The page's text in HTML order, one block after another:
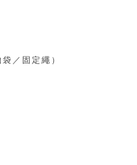
／固定繩）